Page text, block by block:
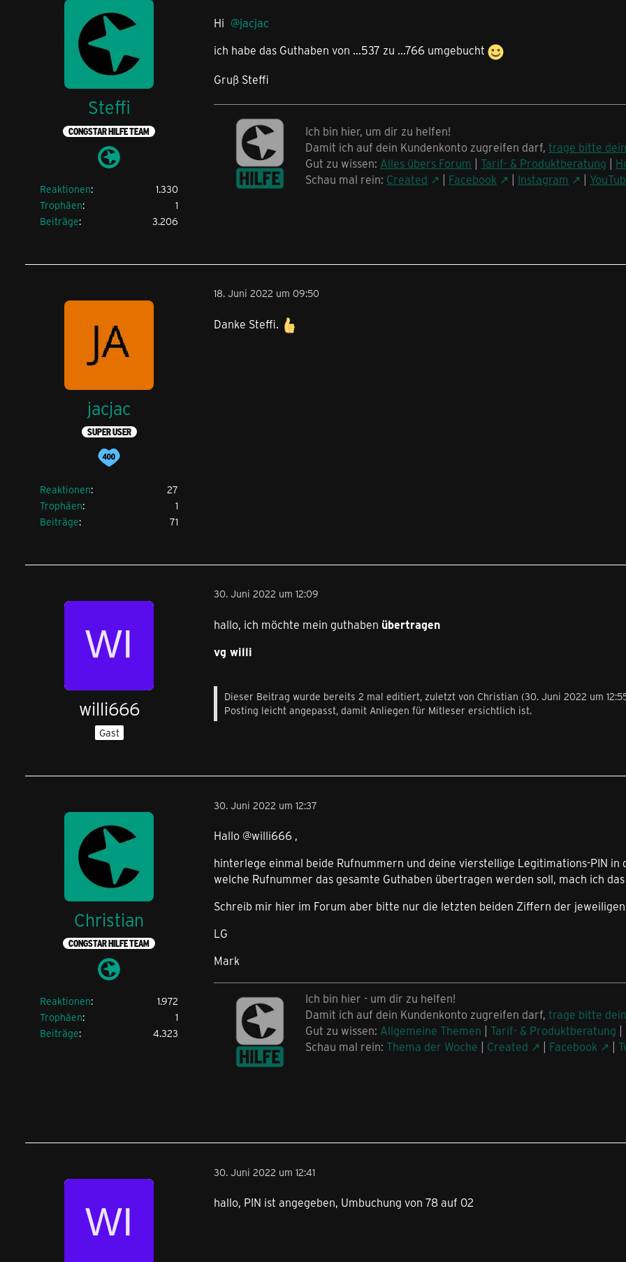
Steffi
CONGSTAR HILFE TEAM
Reaktionen
1.330
Trophäen
1
Beiträge
3.206
Hi
jacjac
ich habe das Guthaben von ...537 zu ...766 umgebucht
Gruß Steffi
Ich bin hier, um dir zu helfen!
Damit ich auf dein Kundenkonto zugreifen darf, trage bitte
Gut zu wissen: Alles übers Forum | Tarif- & Produktberatung |
Schau mal rein: Created | Facebook | Instagram |
jacjac
SUPER USER
Reaktionen
27
Trophäen
1
Beiträge
71
18. Juni 2022 um 09:50
Danke Steffi.
willi666
Gast
30. Juni 2022 um 12:09
hallo, ich möchte mein guthaben übertragen
vg willi
Dieser Beitrag wurde bereits 2 mal editiert, zuletzt von Christian (30. Juni 2022 um
Posting leicht angepasst, damit Anliegen für Mitleser ersichtlich ist.
Christian
CONGSTAR HILFE TEAM
Reaktionen
1.972
Trophäen
1
Beiträge
4.323
30. Juni 2022 um 12:37
Hallo @willi666 ,
hinterlege einmal beide Rufnummern und deine vierstellige Legitimations-PIN
welche Rufnummer das gesamte Guthaben übertragen werden soll, mach ich
Schreib mir hier im Forum aber bitte nur die letzten beiden Ziffern der
LG
Mark
Ich bin hier - um dir zu helfen!
Damit ich auf dein Kundenkonto zugreifen darf, trage bitte
Gut zu wissen: Allgemeine Themen | Tarif- & Produktberatung |
Schau mal rein: Thema der Woche | Created | Facebook |
30. Juni 2022 um 12:41
hallo, PIN ist angegeben, Umbuchung von 78 auf 02